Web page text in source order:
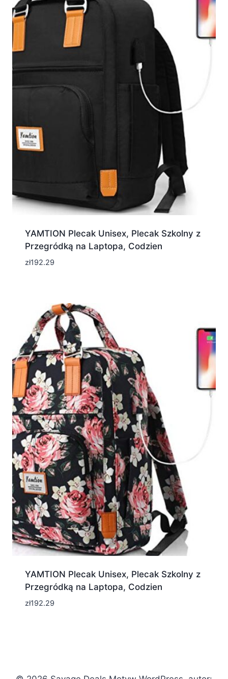
YAMTION Plecak Unisex, Plecak Szkolny z
Przegródką na Laptopa, Codzien
zł192.29
YAMTION Plecak Unisex, Plecak Szkolny z
Przegródką na Laptopa, Codzien
zł192.29